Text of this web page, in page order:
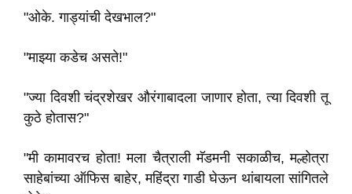
"ओके. गाड्यांची देखभाल?"
"माझ्या कडेच असते!"
"ज्या दिवशी चंद्रशेखर औरंगाबादला जाणार होता, त्या दिवशी तू
कुठे होतास?"
"मी कामावरच होता! मला चैत्राली मॅडमनी सकाळीच, मल्होत्रा
साहेबांच्या ऑफिस बाहेर, महिंद्रा गाडी घेऊन थांबायला सांगितले